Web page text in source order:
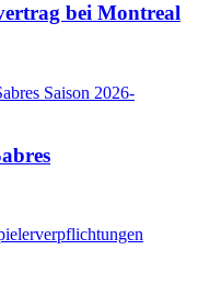
bei Montreal